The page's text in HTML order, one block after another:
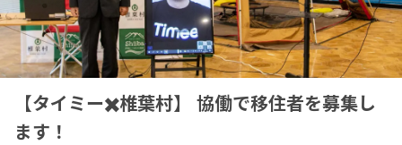
【タイミー✖️椎葉村】 協働で移住者を募集し
ます！